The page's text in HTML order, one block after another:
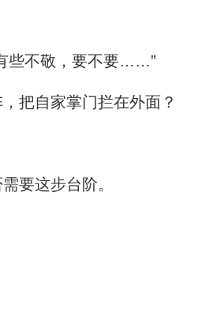
些不敬，要不要……”
把自家掌门拦在外面？
要这步台阶。